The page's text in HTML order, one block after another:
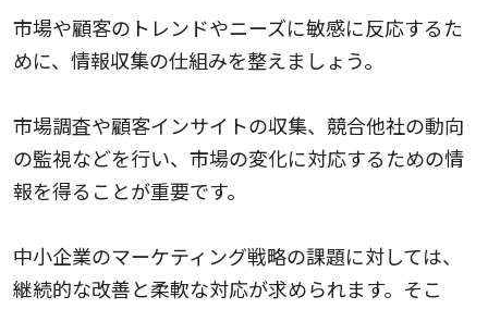
市場や顧客のトレンドやニーズに敏感に反応するた
めに、情報収集の仕組みを整えましょう。
市場調査や顧客インサイトの収集、競合他社の動向
の監視などを行い、市場の変化に対応するための情
報を得ることが重要です。
中小企業のマーケティング戦略の課題に対しては、
継続的な改善と柔軟な対応が求められます。そこ